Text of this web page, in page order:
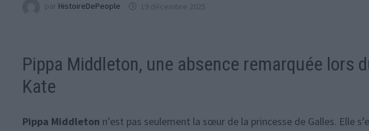
par HistoireDePeople 19 décembre 2025
Pippa Middleton, une absence remarquée lors
Kate
Pippa Middleton n’est pas seulement la sœur de la princesse de Galles. Elle